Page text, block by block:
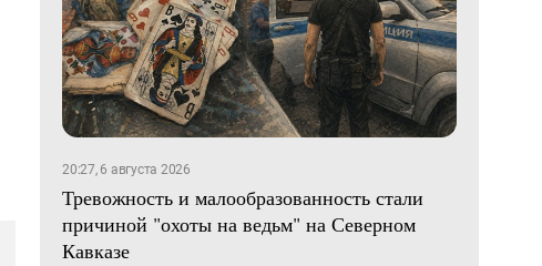
20:27, 6 августа 2026
Тревожность и малообразованность стали
причиной "охоты на ведьм" на Северном
Кавказе